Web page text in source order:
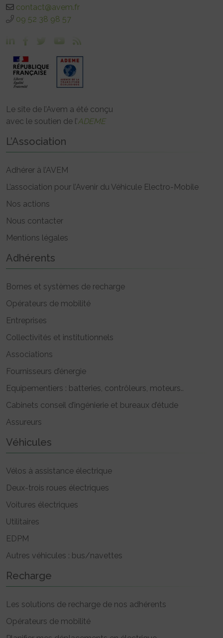
contact@avem.fr
09 52 38 98 57
Le site de l’Avem a été conçu
avec le soutien de l’ADEME
L’Association
Adhérer à l’AVEM
L’association pour l’Avenir du Véhicule Electro-Mobile
Nos actions
Nous contacter
Mentions légales
Adhérents
Bornes et systèmes de recharge
Opérateurs de mobilité
Entreprises
Collectivités et institutionnels
Associations
Fournisseurs d’énergie
Equipementiers : batteries, contrôleurs, moteurs..
Cabinets conseil d’ingénierie et bureaux d’étude
Assureurs
Véhicules
Vélos à assistance électrique
Deux-trois roues électriques
Voitures électriques
Utilitaires
EDPM
Autres véhicules : bus/navettes
Recharge
Les solutions de recharge de nos adhérents
Opérateurs de mobilité